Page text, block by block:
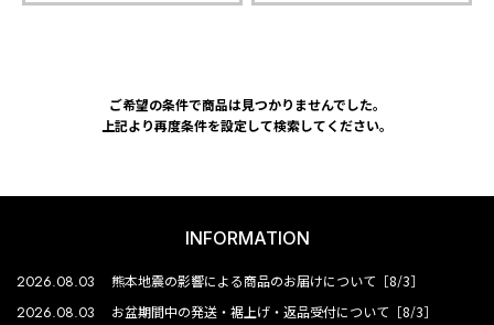
ご希望の条件で商品は見つかりませんでした。
上記より再度条件を設定して検索してください。
INFORMATION
2026.08.03 熊本地震の影響による商品のお届けについて［8/3］
2026.08.03 お盆期間中の発送・裾上げ・返品受付について［8/3］